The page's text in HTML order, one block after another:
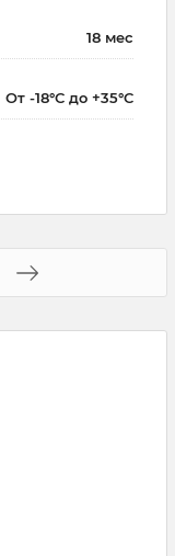
18 мес
От -18°С до +35°C